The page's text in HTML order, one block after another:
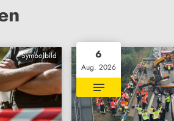
Symbolbild 6
Aug. 2026